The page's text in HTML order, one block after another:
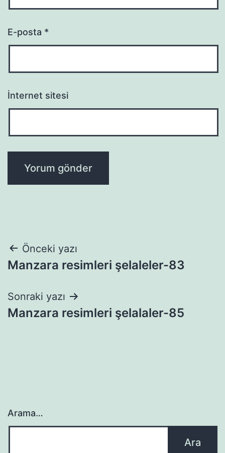
E-posta *
İnternet sitesi
Yazı
gezinmesi
Önceki yazı
Manzara resimleri şelaleler-83
Sonraki yazı
Manzara resimleri şelalaler-85
Arama…